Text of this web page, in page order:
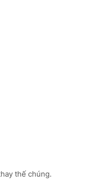
thế chúng.